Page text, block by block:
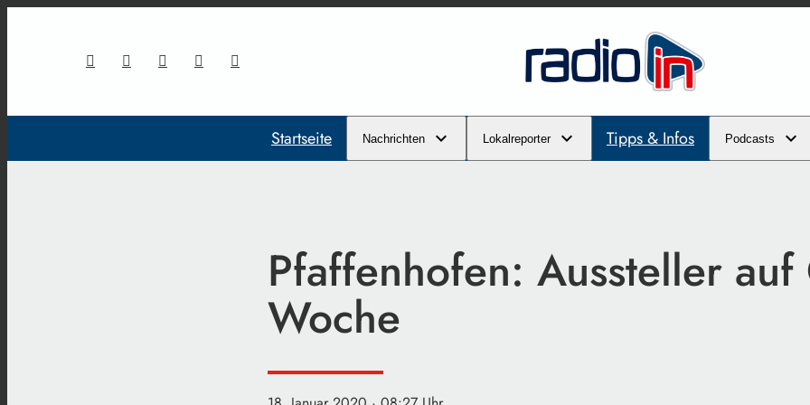
Startseite Nachrichten Lokalreporter Tipps & Infos Podcasts
Pfaffenhofen: Aussteller
Woche